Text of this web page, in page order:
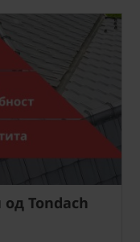
Tondach